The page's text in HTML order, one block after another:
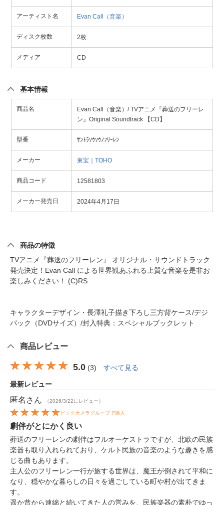
アーティスト名 Evan Call（音楽）
ディスク枚数 2枚
メディア CD
基本情報
商品名
Evan Call（音楽）/ TVアニメ『葬送のフリーレ
ン』Original Soundtrack 【CD】
型番 ｻﾝﾄﾗｿｳｿｳﾉﾌﾘｰﾚﾝ
メーカー 東宝｜TOHO
商品コード 12581803
メーカー発売日 2024年4月17日
商品の特徴
TVアニメ『葬送のフリーレン』 オリジナル・サウンドトラック
発売決定！Evan Call による世界観あふれる上質な音楽を是非お
楽しみください！ (C)RS
キャラクターデザイン・長澤礼子描き下ろし三方背ケース/デジ
パック（DVDサイズ）/封入特典：スペシャルブックレット
商品レビュー
5.0 (3) すべて見る
最新レビュー
匿名 さん （2026/3/22にレビュー）
ビックカメラグループで購入
劇伴がとにかく良い
葬送のフリーレンの劇伴はフルオーケストラですが、北欧の民族
楽器も取り入れられており、ケルト民族の音楽のような趣きを感
じる曲もあります。
主人公のフリーレン一行が旅する世界は、魔王が倒されて平和に
なり、穏やかな暮らしの日々を過ごしている町や村が出てきま
す。
遥か昔から連綿と続いてきた人の営みを、民族楽器の素朴でゆっ